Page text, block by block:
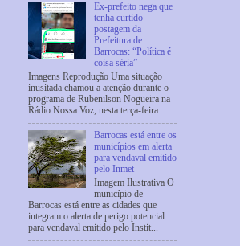
Ex-prefeito nega que
tenha curtido
postagem da
Prefeitura de
Barrocas: “Política é
coisa séria”
Imagens Reprodução Uma situação
inusitada chamou a atenção durante o
programa de Rubenilson Nogueira na
Rádio Nossa Voz, nesta terça-feira ...
Barrocas está entre os
municípios em alerta
para vendaval emitido
pelo Inmet
Imagem Ilustrativa O
município de
Barrocas está entre as cidades que
integram o alerta de perigo potencial
para vendaval emitido pelo Instit...